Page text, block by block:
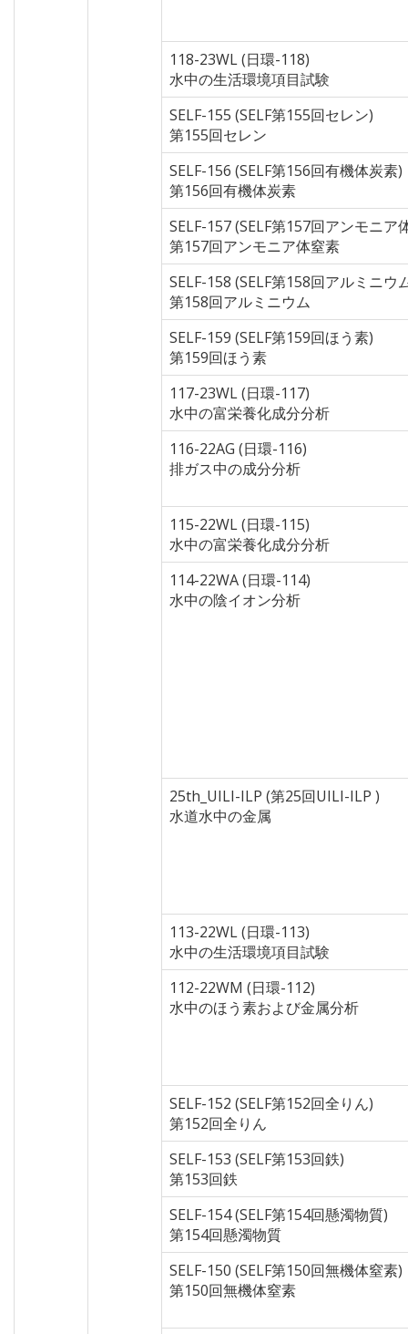
118-23WL (日環-118)
水中の生活環境項目試験
SELF-155 (SELF第155回セレン)
第155回セレン
SELF-156 (SELF第156回有機体炭素)
第156回有機体炭素
SELF-157 (SELF第157回アンモニア
第157回アンモニア体窒素
SELF-158 (SELF第158回アルミニウ
第158回アルミニウム
SELF-159 (SELF第159回ほう素)
第159回ほう素
117-23WL (日環-117)
水中の富栄養化成分分析
116-22AG (日環-116)
排ガス中の成分分析
115-22WL (日環-115)
水中の富栄養化成分分析
114-22WA (日環-114)
水中の陰イオン分析
25th_UILI-ILP (第25回UILI-ILP )
水道水中の金属
113-22WL (日環-113)
水中の生活環境項目試験
112-22WM (日環-112)
水中のほう素および金属分析
SELF-152 (SELF第152回全りん)
第152回全りん
SELF-153 (SELF第153回鉄)
第153回鉄
SELF-154 (SELF第154回懸濁物質)
第154回懸濁物質
SELF-150 (SELF第150回無機体窒素)
第150回無機体窒素